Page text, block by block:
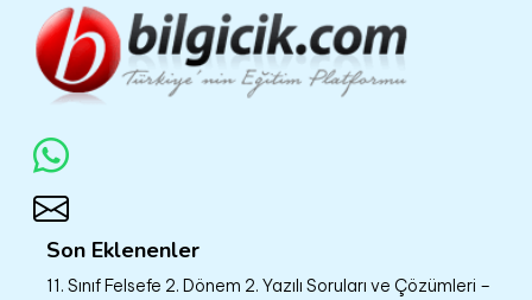
Son Eklenenler
11. Sınıf Felsefe 2. Dönem 2. Yazılı Soruları ve Çözümleri –